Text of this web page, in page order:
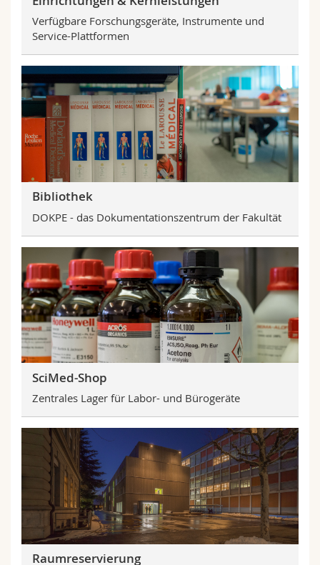
Math.-Nat. und Med. Fak.
Mitarbeitende
MyUnifr
Verfügbare Forschungsgeräte, Instrumente und
Service-Plattformen
Bibliothek
DOKPE - das Dokumentationszentrum der Fakultät
SciMed-Shop
Zentrales Lager für Labor- und Bürogeräte
Raumreservierung